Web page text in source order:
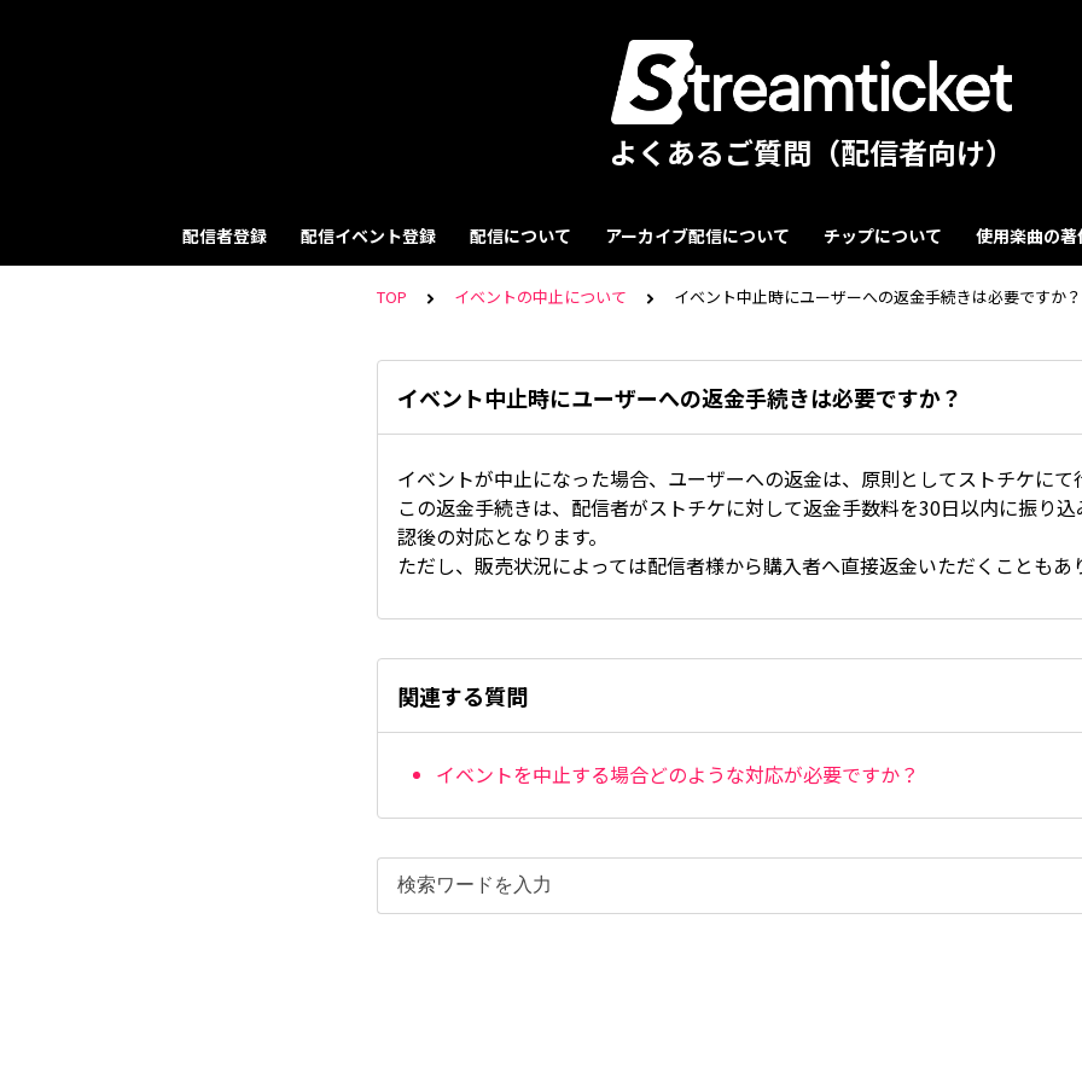
よくあるご質問（配信者向け）
配信者登録 配信イベント登録 配信について アーカイブ配信について チップについて 使用楽曲の
TOP イベントの中止について イベント中止時にユーザーへの返金手続きは必要ですか？
イベント中止時にユーザーへの返金手続きは必要ですか？
イベントが中止になった場合、ユーザーへの返金は、原則としてストチケにて
この返金手続きは、配信者がストチケに対して返金手数料を30日以内に振り
認後の対応となります。
ただし、販売状況によっては配信者様から購入者へ直接返金いただくこともあ
関連する質問
イベントを中止する場合どのような対応が必要ですか？